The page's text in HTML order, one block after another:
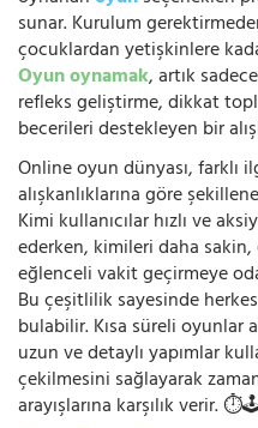
sunar. Kurulum
çocuklardan yetişkinlere
Oyun oynamak, artık
refleks geliştirme, dikkat
becerileri destekleyen bir
Online oyun dünyası, farklı
alışkanlıklarına göre
Kimi kullanıcılar hızlı ve
ederken, kimileri daha
eğlenceli vakit geçirmeye
Bu çeşitlilik sayesinde
bulabilir. Kısa süreli oyunlar
uzun ve detaylı yapımlar
çekilmesini sağlayarak
arayışlarına karşılık verir.